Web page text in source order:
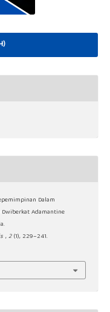
Dalam
Adamantine
,2 (1), 229–241.